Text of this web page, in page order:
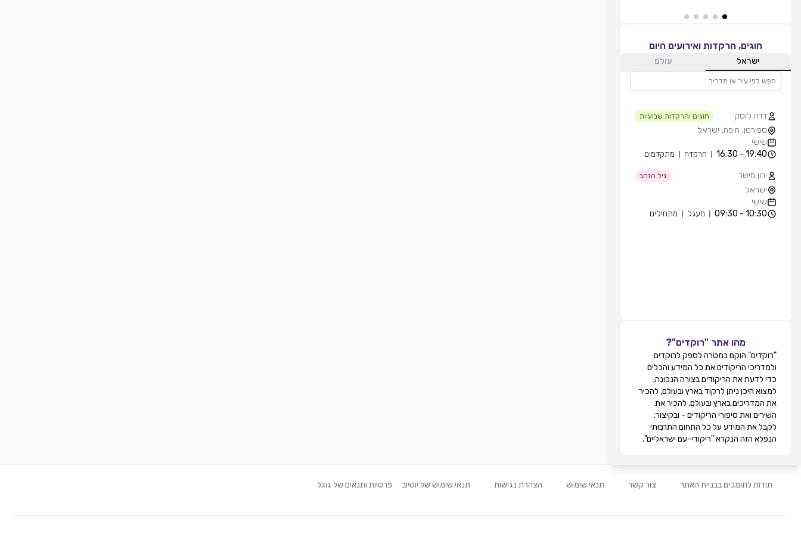
חוגים, הרקדות ואירועים היום
ישראל עולם
דדה לוסקי חוגים והרקדות שבועיות
ספורטן, חיפה, ישראל
שישי
19:40 - 16:30
הרקדה מתקדמים
ירון מישר גיל הזהב
ישראל
שישי
10:30 - 09:30
מעגל מתחילים
מהו אתר "רוקדים"?
"רוקדים" הוקם במטרה לספק לרוקדים
ולמדריכי הריקודים את כל המידע והכלים
כדי לדעת את הריקודים בצורה הנכונה,
למצוא היכן ניתן לרקוד בארץ ובעולם, להכיר
את המדריכים בארץ ובעולם, להכיר את
השירים ואת סיפורי הריקודים - ובקיצור:
לקבל את המידע על כל התחום התרבותי
הנפלא הזה הנקרא "ריקודי-עם ישראליים".
תודות לתומכים בבניית האתר צור קשר תנאי שימוש הצהרת נגישות תנאי שימוש של יוטיוב פרטיות ותנאים של גוגל